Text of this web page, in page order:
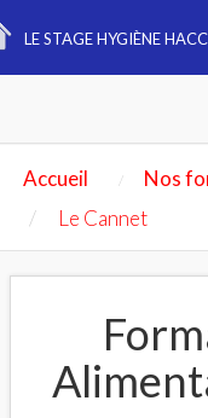
LE STAGE HYGIÈNE
Accueil Nos
Le Cannet